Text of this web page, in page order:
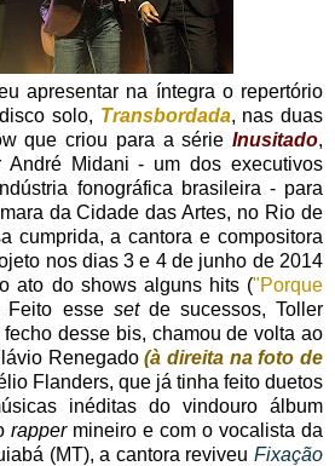
apresentar na íntegra o repertório
solo, Transbordada, nas duas
que criou para a série Inusitado,
André Midani - um dos executivos
fonográfica brasileira - para
da Cidade das Artes, no Rio de
cumprida, a cantora e compositora
nos dias 3 e 4 de junho de 2014
ato do shows alguns hits ("Porque
Feito esse setde sucessos, Toller
desse bis, chamou de volta ao
Renegado(à direita na foto de
Flanders, que já tinha feito duetos
inéditas do vindouro álbum
rappermineiro e com o vocalista da
(MT), a cantora reviveu Fixação